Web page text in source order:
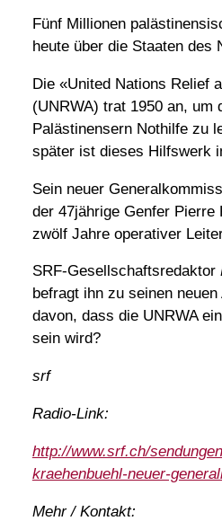
Fünf Millionen
heute über die Staaten des
Die «United Nations Relief
(UNRWA) trat 1950 an, um
Palästinensern Nothilfe zu
später ist dieses Hilfswerk
Sein neuer
der 47jährige Genfer Pierre
zwölf Jahre operativer
SRF-Gesellschaftsredaktor
befragt ihn zu seinen
davon, dass die UNRWA
sein wird?
srf
Radio-Link:
http://www.srf.ch/
kraehenbuehl-neuer-
Mehr / Kontakt: